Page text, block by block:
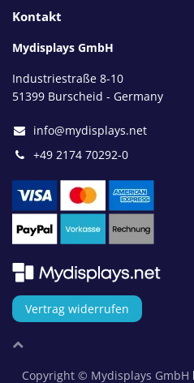
Kontakt
Mydisplays GmbH
Industriestraße 8-10
51399 Burscheid - Germany
info@mydisplays.net
+49 2174 70292-0
Vertrag widerrufen
Copyright © Mydisplays GmbH